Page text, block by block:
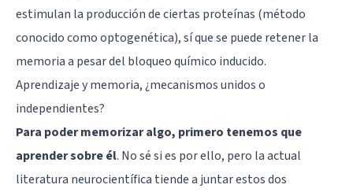
estimulan la producción de ciertas proteínas (método
conocido como optogenética), sí que se puede retener la
memoria a pesar del bloqueo químico inducido.
Aprendizaje y memoria, ¿mecanismos unidos o
independientes?
Para poder memorizar algo, primero tenemos que
aprender sobre él. No sé si es por ello, pero la actual
literatura neurocientífica tiende a juntar estos dos